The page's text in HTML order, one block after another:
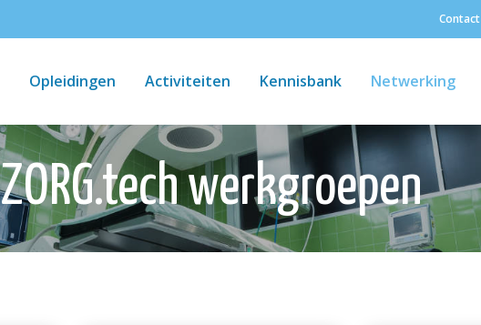
Contact
Opleidingen Activiteiten Kennisbank Netwerking
ZORG.tech werkgroepen